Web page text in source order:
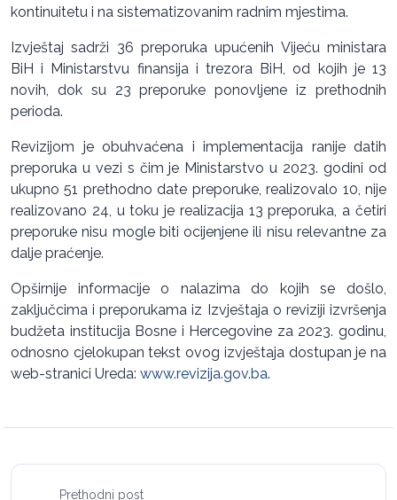
kontinuitetu i na sistematizovanim radnim mjestima.
Izvještaj sadrži 36 preporuka upućenih Vijeću ministara
BiH i Ministarstvu finansija i trezora BiH, od kojih je 13
novih, dok su 23 preporuke ponovljene iz prethodnih
perioda.
Revizijom je obuhvaćena i implementacija ranije datih
preporuka u vezi s čim je Ministarstvo u 2023. godini od
ukupno 51 prethodno date preporuke, realizovalo 10, nije
realizovano 24, u toku je realizacija 13 preporuka, a četiri
preporuke nisu mogle biti ocijenjene ili nisu relevantne za
dalje praćenje.
Opširnije informacije o nalazima do kojih se došlo,
zaključcima i preporukama iz Izvještaja o reviziji izvršenja
budžeta institucija Bosne i Hercegovine za 2023. godinu,
odnosno cjelokupan tekst ovog izvještaja dostupan je na
web-stranici Ureda: www.revizija.gov.ba.
Prethodni post